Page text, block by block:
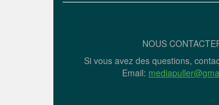
NOUS
Si vous avez des questions,
Email: